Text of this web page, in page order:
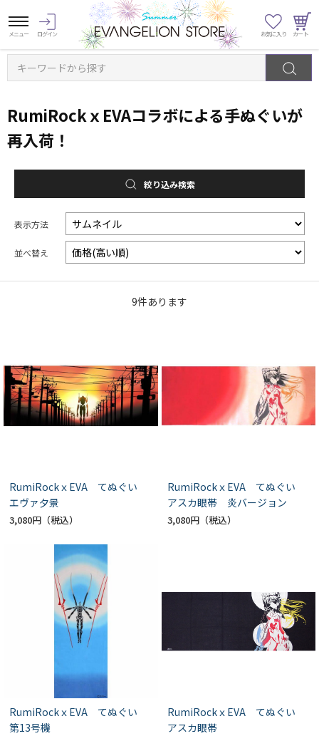
キーワードから探す
RumiRockｘEVAコラボによる手ぬぐいが
再入荷！
絞り込み検索
表示方法
並べ替え
9件あります
RumiRockｘEVA てぬぐい
エヴァ夕景
3,080円
RumiRockｘEVA てぬぐい
アスカ眼帯 炎バージョン
3,080円
RumiRockｘEVA てぬぐい
第13号機
RumiRockｘEVA てぬぐい
アスカ眼帯